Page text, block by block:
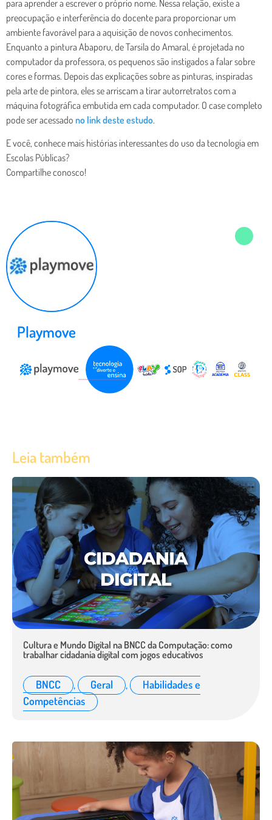
para aprender a escrever o próprio nome. Nessa relação, existe a
preocupação e interferência do docente para proporcionar um
ambiente favorável para a aquisição de novos conhecimentos.
Enquanto a pintura Abaporu, de Tarsila do Amaral, é projetada no
computador da professora, os pequenos são instigados a falar sobre
cores e formas. Depois das explicações sobre as pinturas, inspiradas
pela arte de pintora, eles se arriscam a tirar autorretratos com a
máquina fotográfica embutida em cada computador. O case completo
pode ser acessado no link deste estudo.
E você, conhece mais histórias interessantes do uso da tecnologia em
Escolas Públicas?
Compartilhe conosco!
Playmove
Leia também
Cultura e Mundo Digital na BNCC da Computação: como
trabalhar cidadania digital com jogos educativos
BNCC , Geral ,
Habilidades e
Competências